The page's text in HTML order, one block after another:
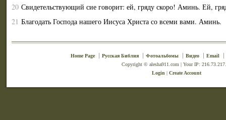
20 Свидетельствующий сие говорит: ей, гряду скоро! Аминь. Ей,
21 Благодать Господа нашего Иисуса Христа со всеми вами. Аминь.
Home Page Русская Библия Фотоальбомы Видео
Email
Copyright © alesha911.com | Your IP:
Login | Create Account